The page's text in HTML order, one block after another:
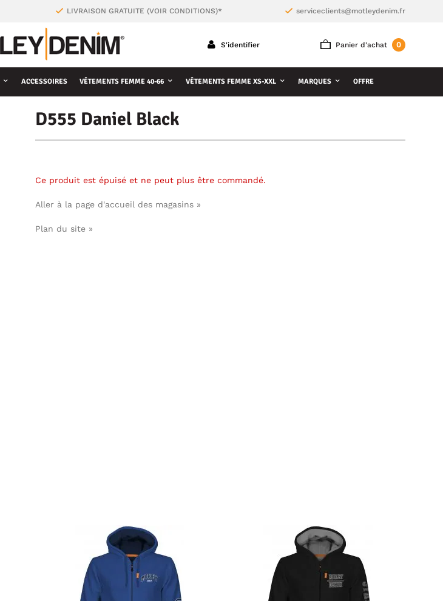
LIVRAISON GRATUITE (VOIR CONDITIONS)* serviceclients@motleydenim.fr
Panier d'achat 0
S'identifier
ACCESSOIRES VÊTEMENTS FEMME 40-66 VÊTEMENTS FEMME XS-XXL MARQUES OFFRE
D555 Daniel Black
Ce produit est épuisé et ne peut plus être commandé.
Aller à la page d'accueil des magasins »
Plan du site »